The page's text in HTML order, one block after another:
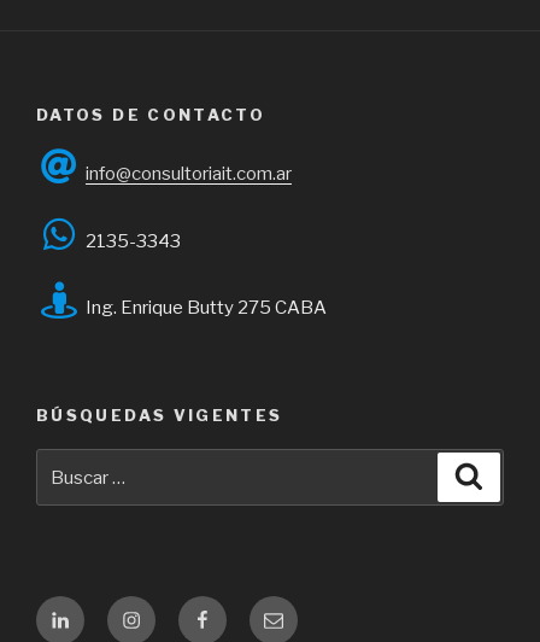
DATOS DE CONTACTO
info@consultoriait.com.ar
2135-3343
Ing. Enrique Butty 275 CABA
BÚSQUEDAS VIGENTES
por:
LinkedinInstagramFacebookEmail